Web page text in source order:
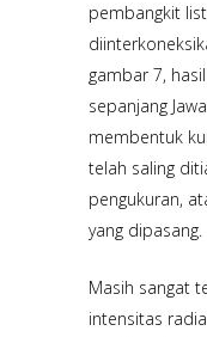
pembangkit
gambar 7,
sepanjang
membentuk
telah saling
pengukuran,
yang dipasang.
Masih sangat
intensitas